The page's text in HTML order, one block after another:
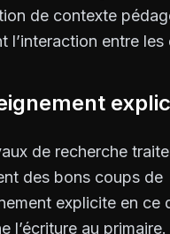
de contexte
l’interaction entre les
de recherche
des bons coups de
explicite en ce
l’écriture au